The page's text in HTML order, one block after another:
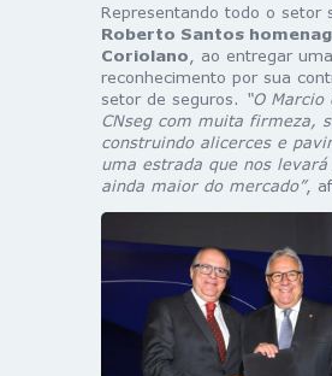
Representando todo o setor
Roberto Santos
Coriolano , ao entregar
reconhecimento por sua
setor de seguros. “O Marcio
CNseg com muita firmeza,
construindo alicerces e
uma estrada que nos levará
ainda maior do mercado”,